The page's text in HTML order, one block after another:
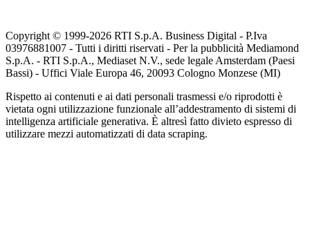
Copyright © 1999-2026 RTI S.p.A. Business Digital - P.Iva
03976881007 - Tutti i diritti riservati - Per la pubblicità Mediamond
S.p.A. - RTI S.p.A., Mediaset N.V., sede legale Amsterdam (Paesi
Bassi) - Uffici Viale Europa 46, 20093 Cologno Monzese (MI)
Rispetto ai contenuti e ai dati personali trasmessi e/o riprodotti è
vietata ogni utilizzazione funzionale all’addestramento di sistemi di
intelligenza artificiale generativa. È altresì fatto divieto espresso di
utilizzare mezzi automatizzati di data scraping.